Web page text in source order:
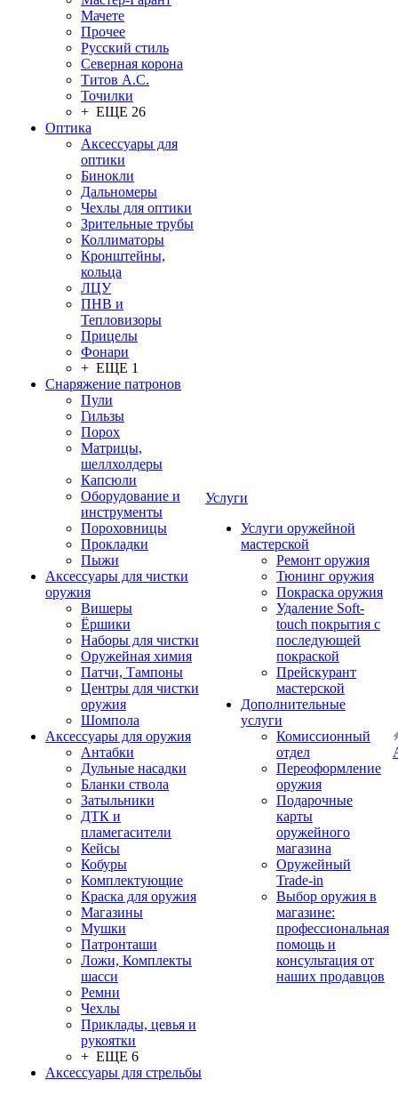
Мачете
Прочее
Русский стиль
Северная корона
Титов А.С.
Точилки
+ ЕЩЕ 26
Оптика
Аксессуары для
оптики
Бинокли
Дальномеры
Чехлы для оптики
Зрительные трубы
Коллиматоры
Кронштейны,
кольца
ЛЦУ
ПНВ и
Тепловизоры
Прицелы
Фонари
+ ЕЩЕ 1
Снаряжение патронов
Пули
Гильзы
Порох
Матрицы,
шеллхолдеры
Капсюли
Оборудование и
инструменты
Пороховницы
Прокладки
Пыжи
Аксессуары для чистки
оружия
Вишеры
Ёршики
Наборы для чистки
Оружейная химия
Патчи, Тампоны
Центры для чистки
оружия
Шомпола
Аксессуары для оружия
Антабки
Дульные насадки
Бланки ствола
Затыльники
ДТК и
пламегасители
Кейсы
Кобуры
Комплектующие
Краска для оружия
Магазины
Мушки
Патронташи
Ложи, Комплекты
шасси
Ремни
Чехлы
Приклады, цевья и
рукоятки
+ ЕЩЕ 6
Аксессуары для стрельбы
Услуги
Услуги оружейной
мастерской
Ремонт оружия
Тюнинг оружия
Покраска оружия
Удаление Soft-
touch покрытия с
последующей
покраской
Прейскурант
мастерской
Дополнительные
услуги
Комиссионный
отдел
Переоформление
оружия
Подарочные
карты
оружейного
магазина
Оружейный
Trade-in
Выбор оружия в
магазине:
профессиональная
помощь и
консультация от
наших продавцов